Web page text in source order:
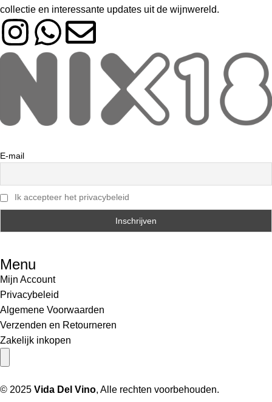
collectie en interessante updates uit de wijnwereld.
E-mail
Ik accepteer het privacybeleid
Menu
Mijn Account
Privacybeleid
Algemene Voorwaarden
Verzenden en Retourneren
Zakelijk inkopen
© 2025 Vida Del Vino, Alle rechten voorbehouden.